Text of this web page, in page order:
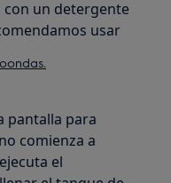
con un detergente
usar
pantalla para
comienza a
el